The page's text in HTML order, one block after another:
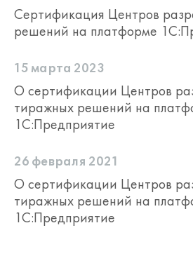
Сертификация Центров
решений на платформе
15 марта 2023
О сертификации Центров
тиражных решений на
1С:Предприятие
26 февраля 2021
О сертификации Центров
тиражных решений на
1С:Предприятие